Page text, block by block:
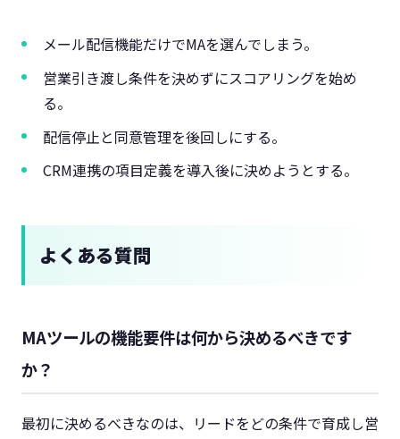
メール配信機能だけでMAを選んでしまう。
営業引き渡し条件を決めずにスコアリングを始め
る。
配信停止と同意管理を後回しにする。
CRM連携の項目定義を導入後に決めようとする。
よくある質問
MAツールの機能要件は何から決めるべきです
か？
最初に決めるべきなのは、リードをどの条件で育成し営